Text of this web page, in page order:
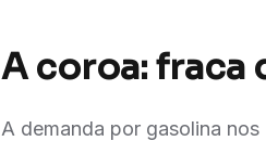
A coroa: fraca
A demanda por gasolina